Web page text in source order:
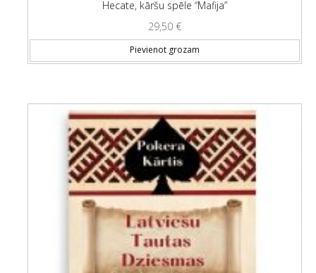
Hecate, kāršu spēle “Mafija”
29,50 €
Pievienot grozam